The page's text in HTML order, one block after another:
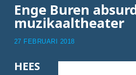
Enge Buren
muzikaaltheater
27 FEBRUARI 2018
HEES